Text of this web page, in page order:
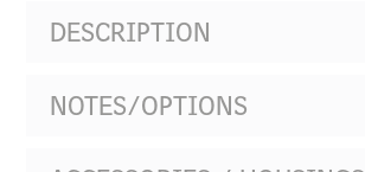
DESCRIPTION
NOTES/OPTIONS